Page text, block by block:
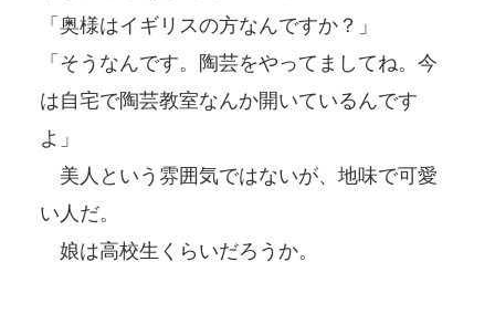
「奥様はイギリスの方なんですか？」
「そうなんです。陶芸をやってましてね。今
は自宅で陶芸教室なんか開いているんです
よ」
美人という雰囲気ではないが、地味で可愛
い人だ。
娘は高校生くらいだろうか。